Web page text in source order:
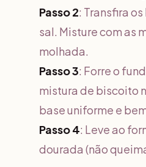
Passo 2: Transfira
sal. Misture com as
molhada.
Passo 3: Forre o
mistura de biscoito
base uniforme e
Passo 4: Leve ao
dourada (não